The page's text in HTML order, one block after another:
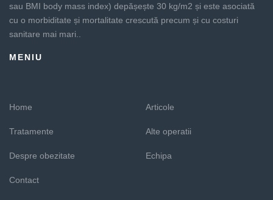
sau BMI body mass index) depășește 30 kg/m2 și este asociată
cu o morbiditate și mortalitate crescută precum și cu costuri
sanitare mai mari..
MENIU
Home Articole
Tratamente Alte operatii
Despre obezitate Echipa
Contact